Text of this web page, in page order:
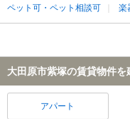
ペット可・ペット相談可
楽
大田原市紫塚の賃貸物件
アパート